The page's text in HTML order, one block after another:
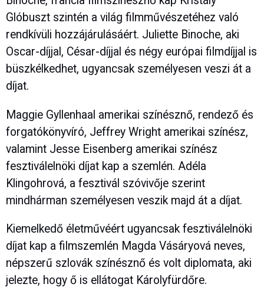
Glóbuszt szintén a világ filmművészetéhez való
rendkívüli hozzájárulásáért. Juliette Binoche, aki
Oscar-díjjal, César-díjjal és négy európai filmdíjjal is
büszkélkedhet, ugyancsak személyesen veszi át a
díjat.
Maggie Gyllenhaal amerikai színésznő, rendező és
forgatókönyvíró, Jeffrey Wright amerikai színész,
valamint Jesse Eisenberg amerikai színész
fesztiválelnöki díjat kap a szemlén. Adéla
Klingohrová, a fesztivál szóvivője szerint
mindhárman személyesen veszik majd át a díjat.
Kiemelkedő életművéért ugyancsak fesztiválelnöki
díjat kap a filmszemlén Magda Vásáryová neves,
népszerű szlovák színésznő és volt diplomata, aki
jelezte, hogy ő is ellátogat Károlyfürdőre.